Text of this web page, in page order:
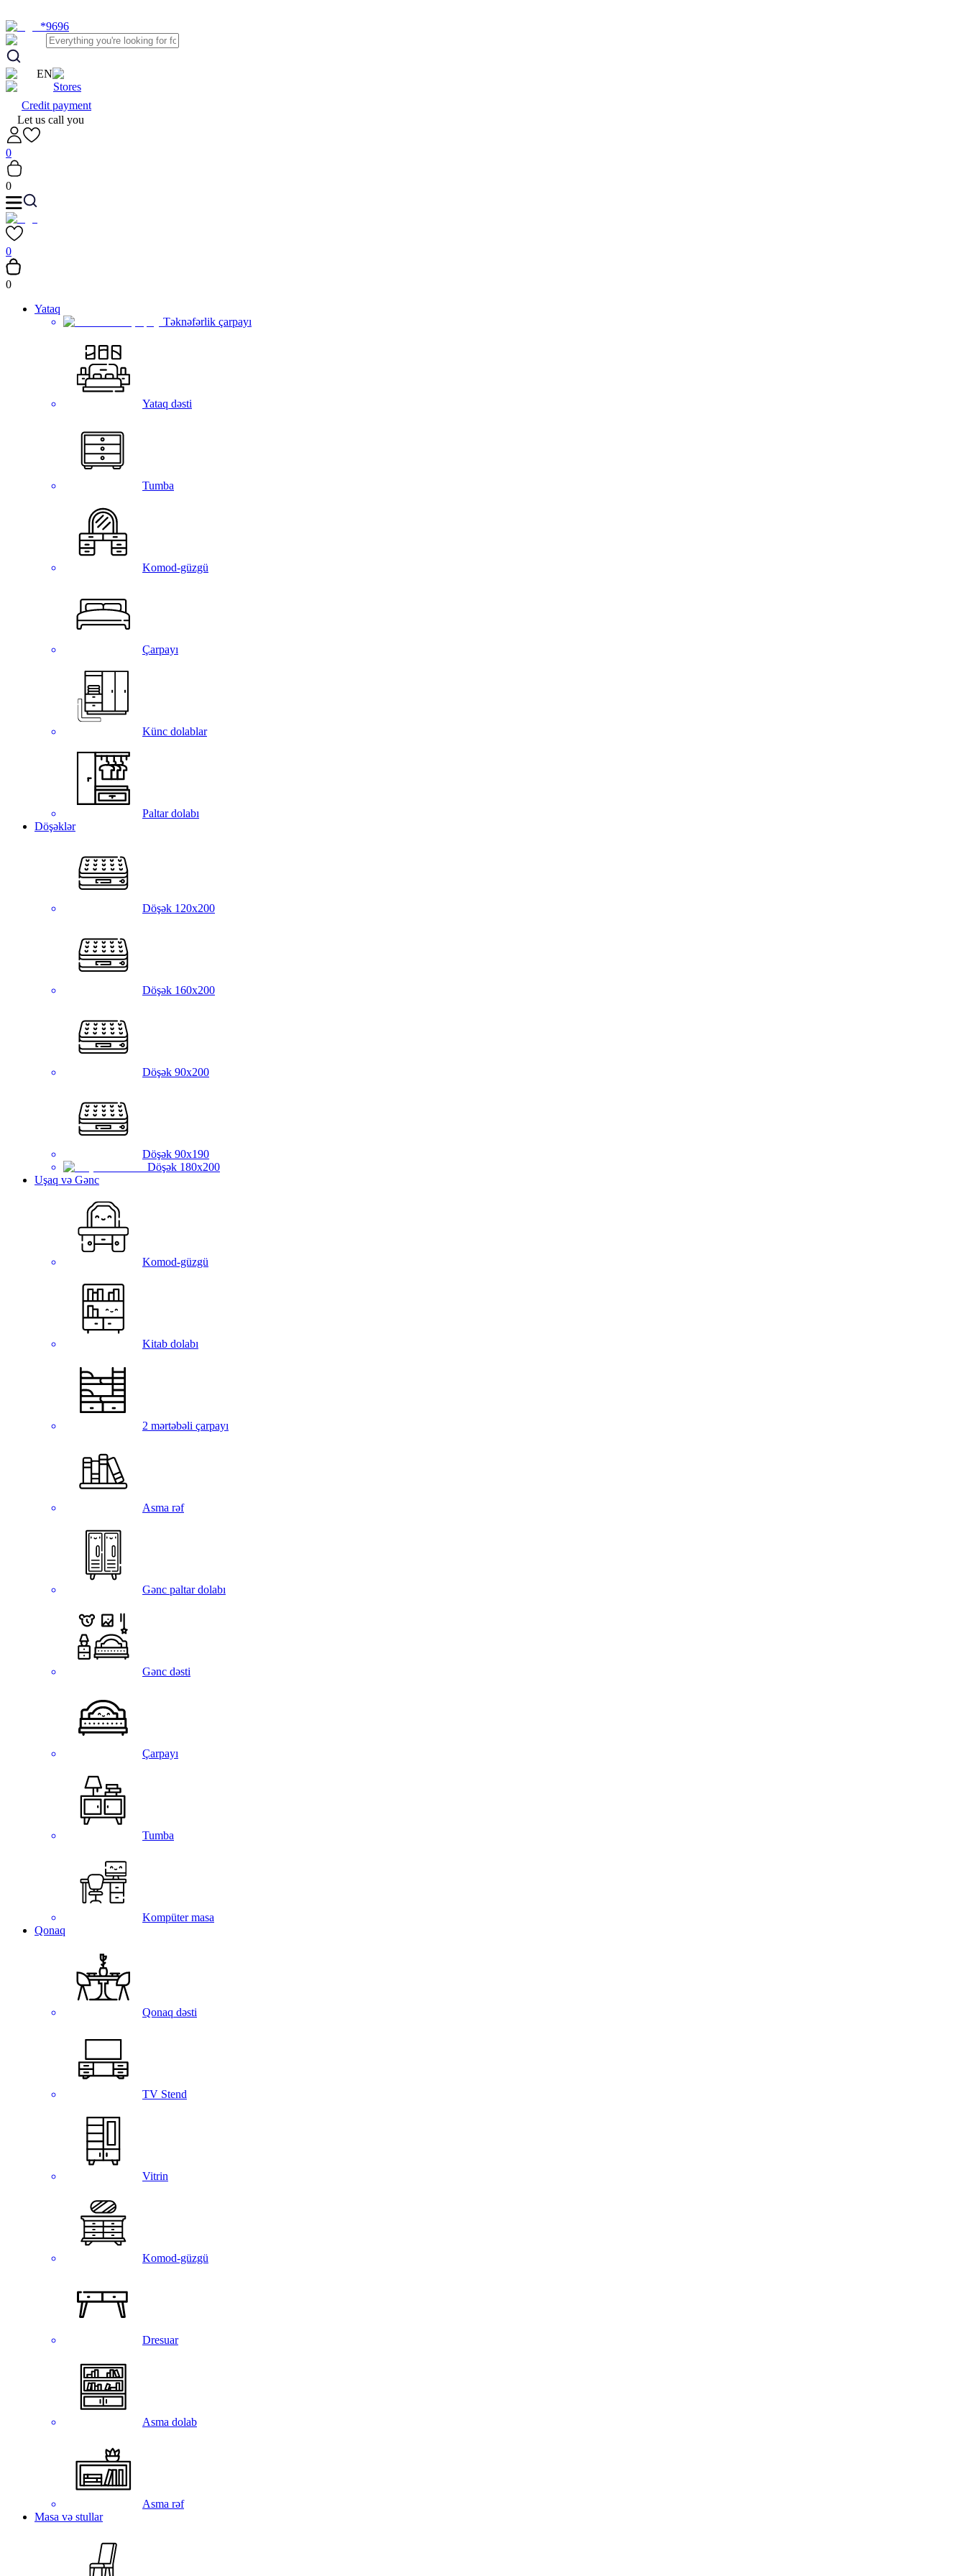
*9696
EN
Stores
Credit payment
Let us call you
0
0
0
0
Yataq
Təknəfərlik çarpayı
Yataq dəsti
Tumba
Komod-güzgü
Çarpayı
Künc dolablar
Paltar dolabı
Döşəklər
Döşək 120x200
Döşək 160x200
Döşək 90x200
Döşək 90x190
Döşək 180x200
Uşaq və Gənc
Komod-güzgü
Kitab dolabı
2 mərtəbəli çarpayı
Asma rəf
Gənc paltar dolabı
Gənc dəsti
Çarpayı
Tumba
Kompüter masa
Qonaq
Qonaq dəsti
TV Stend
Vitrin
Komod-güzgü
Dresuar
Asma dolab
Asma rəf
Masa və stullar